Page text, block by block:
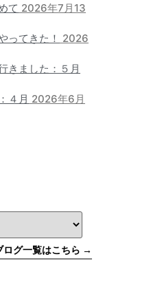
て 2026年7月13
ってきた！ 2026
きました：５月
４月 2026年6月
ログ一覧はこちら →